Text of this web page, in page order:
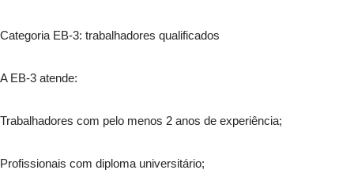
Categoria EB-3: trabalhadores qualificados
A EB-3 atende:
Trabalhadores com pelo menos 2 anos de experiência;
Profissionais com diploma universitário;